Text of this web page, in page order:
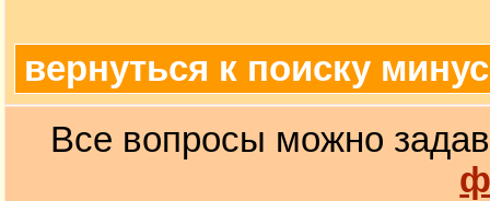
вернуться к поиску
Все вопросы можно